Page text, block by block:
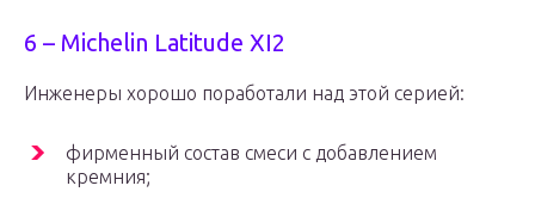
6 – Michelin Latitude XI2
Инженеры хорошо поработали над этой серией:
фирменный состав смеси с добавлением
кремния;